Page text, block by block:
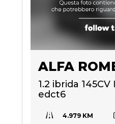
ALFA
1.2 ibrida
edct6
4.979 KM